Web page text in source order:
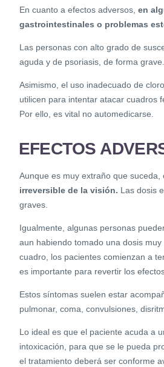
En cuanto a efectos adversos, en
gastrointestinales o problemas
Las personas con alto grado de
aguda y de psoriasis, de forma grave.
Asimismo, el uso inadecuado de
utilicen para intentar atacar cuadros
Por ello, es vital no automedicarse.
EFECTOS
Aunque es muy extraño que
irreversible de la visión. Las dosis
graves.
Igualmente, algunas personas
aun habiendo tomado una dosis
cuadro, los pacientes comienzan a
es importante para revertir los
Estos síntomas suelen estar
pulmonar, coma, convulsiones,
Lo ideal es que el paciente acuda a
intoxicación, para que se le pueda
el tratamiento deberá ser conforme